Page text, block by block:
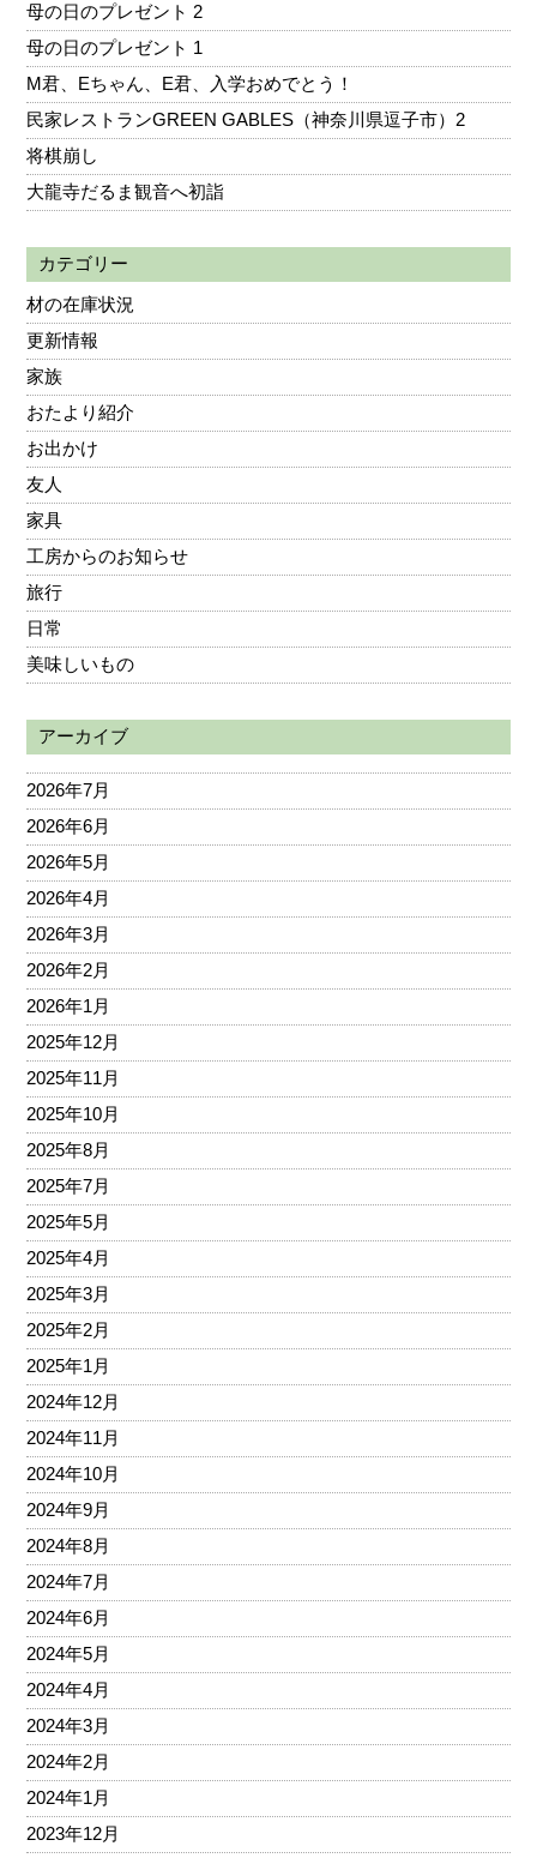
母の日のプレゼント 2
母の日のプレゼント 1
M君、Eちゃん、E君、入学おめでとう！
民家レストランGREEN GABLES（神奈川県逗子市）2
将棋崩し
大龍寺だるま観音へ初詣
カテゴリー
材の在庫状況
更新情報
家族
おたより紹介
お出かけ
友人
家具
工房からのお知らせ
旅行
日常
美味しいもの
アーカイブ
2026年7月
2026年6月
2026年5月
2026年4月
2026年3月
2026年2月
2026年1月
2025年12月
2025年11月
2025年10月
2025年8月
2025年7月
2025年5月
2025年4月
2025年3月
2025年2月
2025年1月
2024年12月
2024年11月
2024年10月
2024年9月
2024年8月
2024年7月
2024年6月
2024年5月
2024年4月
2024年3月
2024年2月
2024年1月
2023年12月